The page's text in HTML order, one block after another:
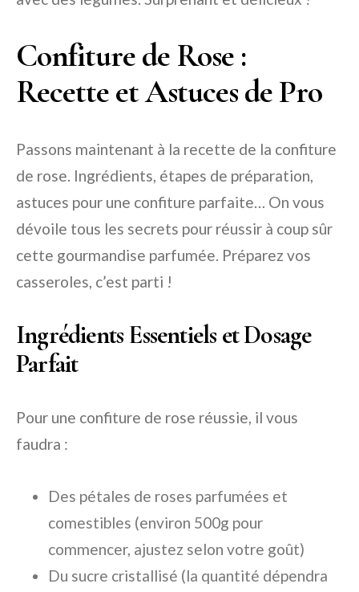
Confiture de Rose :
Recette et Astuces de Pro
Passons maintenant à la recette de la confiture
de rose. Ingrédients, étapes de préparation,
astuces pour une confiture parfaite… On vous
dévoile tous les secrets pour réussir à coup sûr
cette gourmandise parfumée. Préparez vos
casseroles, c’est parti !
Ingrédients Essentiels et Dosage
Parfait
Pour une confiture de rose réussie, il vous
faudra :
Des pétales de roses parfumées et
comestibles (environ 500g pour
commencer, ajustez selon votre goût)
Du sucre cristallisé (la quantité dépendra